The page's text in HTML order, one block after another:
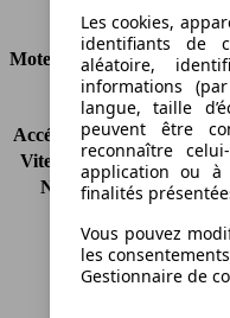
Consommation
Moteur et Puissance
KW (CH)
Accélération (0-100 km/h)
Vitesse maximale (km/h)
Nombre de vitesses
Cylindrée
Carburant
Les cookies,
identifiants de
aléatoire,
informations
langue, taille
peuvent être
reconnaître
application ou
finalités
Vous pouvez
les
Gestionnaire de